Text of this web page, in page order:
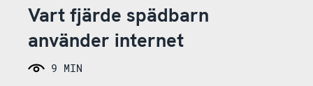
Vart fjärde spädbarn
använder internet
9 MIN